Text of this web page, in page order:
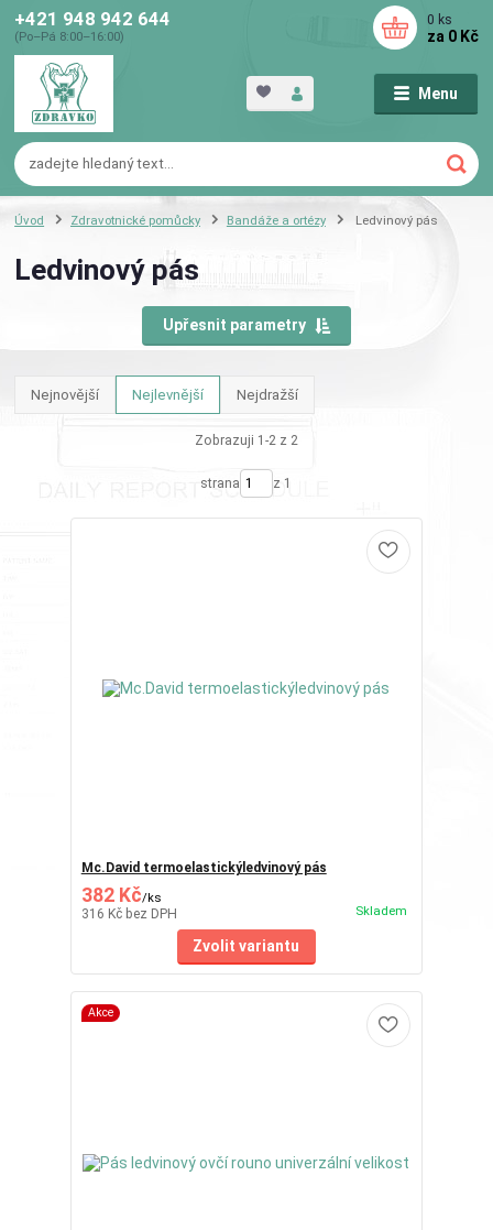
Menu
+421 948 942 644
(Po–Pá 8:00–16:00)
0 ks
za 0 Kč
Úvod Zdravotnické pomůcky Bandáže a ortézy Ledvinový pás
Ledvinový pás
Upřesnit parametry
Nejnovější Nejlevnější Nejdražší
Zobrazuji 1-2 z 2
strana z 1
Mc.David termoelastickýledvinový pás
382 Kč/ks
316 Kč bez DPH Skladem
Zvolit variantu
Akce